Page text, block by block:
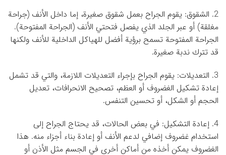
2. الشقوق: يقوم الجراح بعمل شقوق صغيرة، إما داخل الأنف (جراحة
مغلقة) أو عبر الجلد الذي يفصل فتحتي الأنف (الجراحة المفتوحة).
الجراحة المفتوحة تسمح برؤية أفضل للهياكل الداخلية للأنف ولكنها
قد تترك ندبة صغيرة.
3. التعديلات: يقوم الجراح بإجراء التعديلات اللازمة، والتي قد تشمل
إعادة تشكيل الغضروف أو العظم، تصحيح الانحرافات، تعديل
الحجم أو الشكل، أو تحسين التنفس.
4. إعادة التشكيل: في بعض الحالات، قد يحتاج الجراح إلى
استخدام غضروف إضافي لدعم الأنف أو إعادة بناء أجزاء منه. هذا
الغضروف يمكن أخذه من أماكن أخرى في الجسم مثل الأذن أو